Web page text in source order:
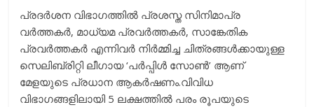
പ്രദര്‍ശന വിഭാഗത്തില്‍ പ്രശസ്ത സിനിമാപ്ര
വര്‍ത്തകര്‍, മാധ്യമ പ്രവര്‍ത്തകര്‍, സാങ്കേതിക
പ്രവര്‍ത്തകര്‍ എന്നിവര്‍ നിര്‍മ്മിച്ച ചിത്രങ്ങള്‍ക്കായുള്ള
സെലിബ്രിറ്റി ലീഗായ ‘പര്‍പ്പിള്‍ സോണ്‍’ ആണ്
മേളയുടെ പ്രധാന ആകര്‍ഷണം.വിവിധ
വിഭാഗങ്ങളിലായി 5 ലക്ഷത്തില്‍ പരം രൂപയുടെ